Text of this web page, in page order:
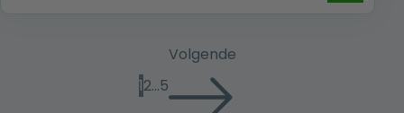
€ 245,00.€ 166,18.
12…5
Volgende